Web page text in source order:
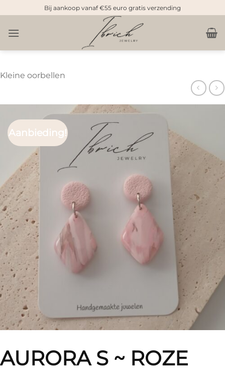
naar
inhoud
Bij aankoop vanaf €55 euro gratis verzending
Kleine oorbellen
Aanbieding!
AURORA S ~ ROZE